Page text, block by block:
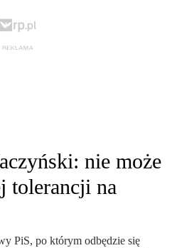
nie może
tolerancji na
PiS, po którym odbędzie się